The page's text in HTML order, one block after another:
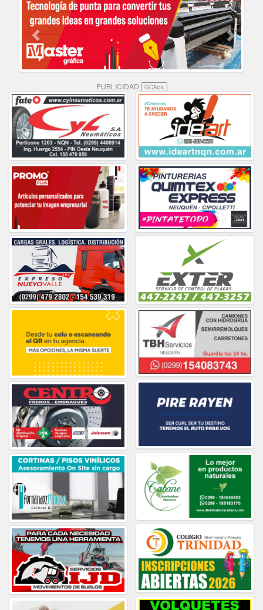
PUBLICIDAD GCAds